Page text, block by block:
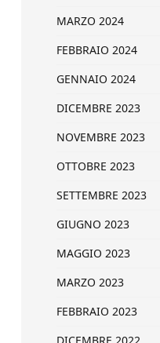
MARZO 2024
FEBBRAIO 2024
GENNAIO 2024
DICEMBRE 2023
NOVEMBRE 2023
OTTOBRE 2023
SETTEMBRE 2023
GIUGNO 2023
MAGGIO 2023
MARZO 2023
FEBBRAIO 2023